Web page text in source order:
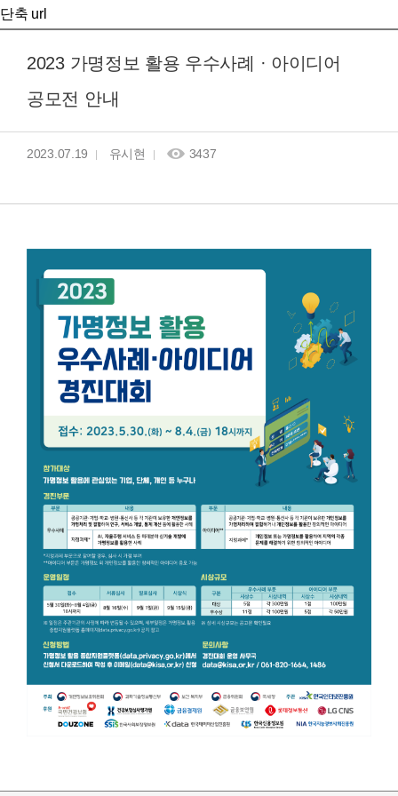
단축 url
2023 가명정보 활용 우수사례 · 아이디어
공모전 안내
2023.07.19 유시현 3437